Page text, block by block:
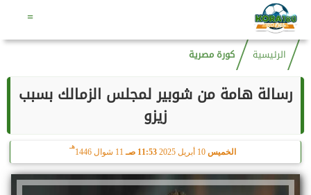
=
الرئيسية كورة مصرية
رسالة هامة من شوبير لمجلس الزمالك بسبب
زيزو
الخميس 11:53 صـ 11 شوال 1446
هـ